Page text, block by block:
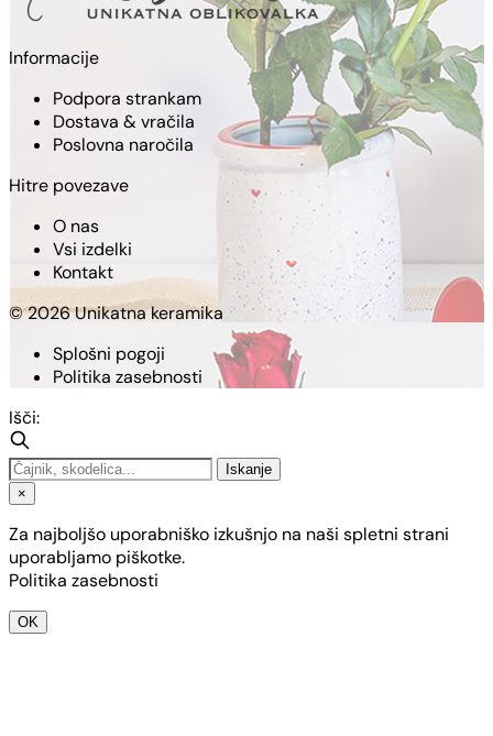
Informacije
Podpora strankam
Dostava & vračila
Poslovna naročila
Hitre povezave
O nas
Vsi izdelki
Kontakt
© 2026 Unikatna keramika
Splošni pogoji
Politika zasebnosti
Išči:
Iskanje
×
Za najboljšo uporabniško izkušnjo na naši spletni strani
uporabljamo piškotke.
Politika zasebnosti
OK